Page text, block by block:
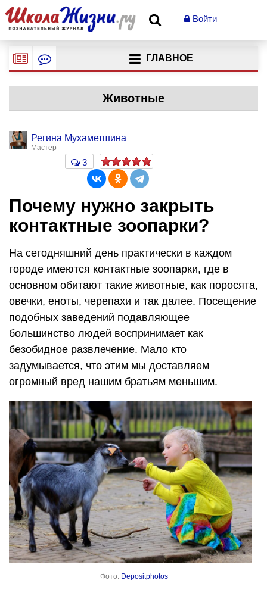
Войти
ГЛАВНОЕ
Животные
Регина Мухаметшина
Мастер
3
Почему нужно закрыть
контактные зоопарки?
На сегодняшний день практически в каждом
городе имеются контактные зоопарки, где в
основном обитают такие животные, как поросята,
овечки, еноты, черепахи и так далее. Посещение
подобных заведений подавляющее
большинство людей воспринимает как
безобидное развлечение. Мало кто
задумывается, что этим мы доставляем
огромный вред нашим братьям меньшим.
Фото: Depositphotos